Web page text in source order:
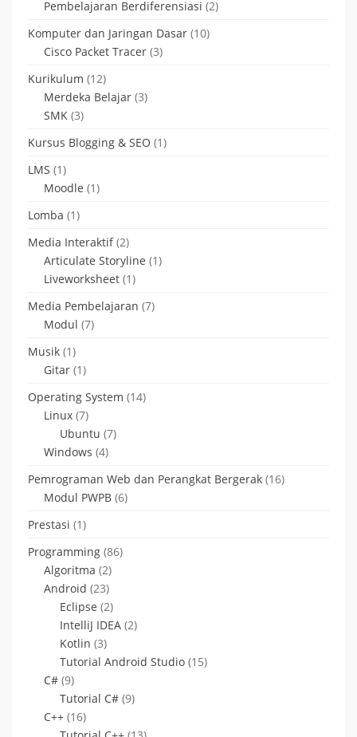
Pembelajaran Berdiferensiasi (2)
Komputer dan Jaringan Dasar (10)
Cisco Packet Tracer (3)
Kurikulum (12)
Merdeka Belajar (3)
SMK (3)
Kursus Blogging & SEO (1)
LMS (1)
Moodle (1)
Lomba (1)
Media Interaktif(2)
Articulate Storyline (1)
Liveworksheet (1)
Media Pembelajaran (7)
Modul (7)
Musik (1)
Gitar (1)
Operating System (14)
Linux (7)
Ubuntu (7)
Windows (4)
Pemrograman Web dan Perangkat Bergerak (16)
Modul PWPB (6)
Prestasi (1)
Programming (86)
Algoritma (2)
Android (23)
Eclipse (2)
IntelliJ IDEA (2)
Kotlin (3)
Tutorial Android Studio (15)
C# (9)
Tutorial C# (9)
C++ (16)